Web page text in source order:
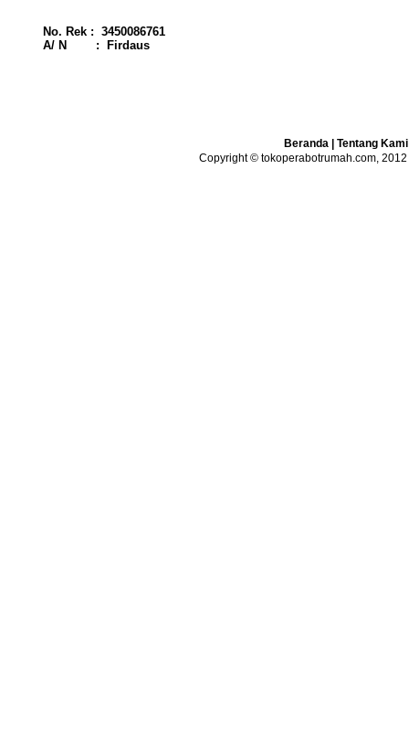
No. Rek : 3450086761
A/ N : Firdaus
Beranda| Tentang Kami
Copyright © tokoperabotrumah.com,